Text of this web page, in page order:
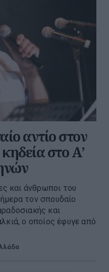
αντίο στον
στο Α’
και άνθρωποι του
τον σπουδαίο
και
ο οποίος έφυγε από